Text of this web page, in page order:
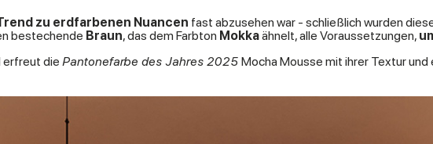
zu erdfarbenen Nuancen fast abzusehen war - schließlich wurden
bestechende Braun, das dem Farbton Mokkaähnelt, alle Voraussetzungen,
erfreut die Pantonefarbe des Jahres 2025 Mocha Mousse mit ihrer Textur